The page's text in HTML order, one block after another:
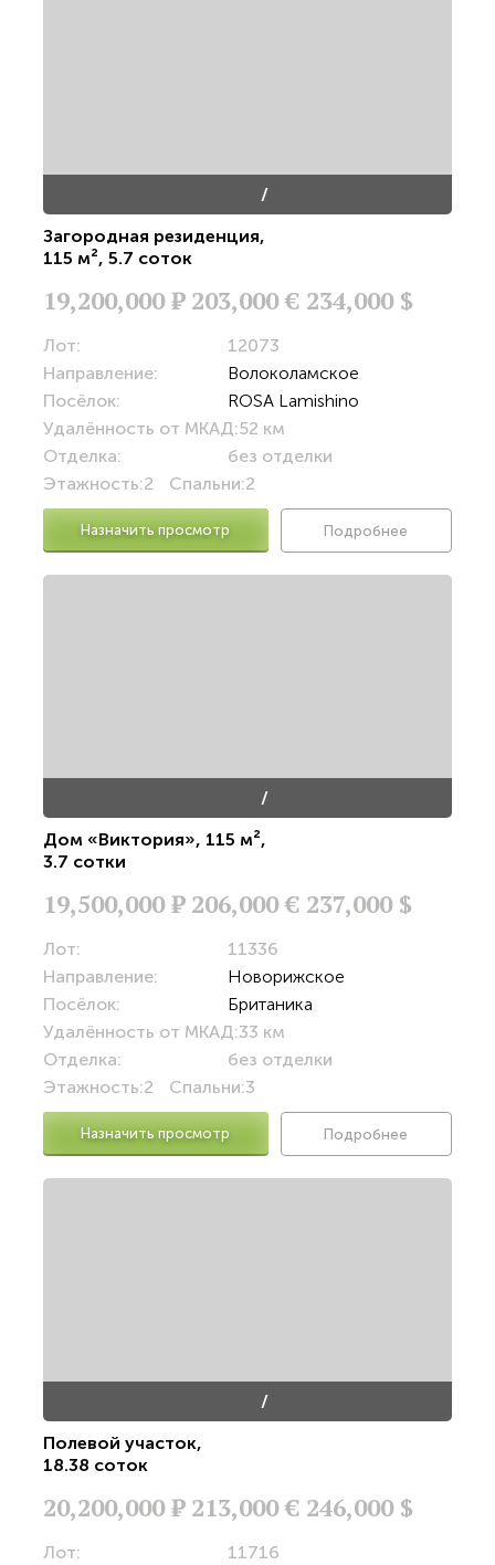
/
Загородная резиденция,
115 м², 5.7 соток
19,200,000Р 203,000 € 234,000 $
Лот:
12073
Направление:
Волоколамское
Посёлок:
ROSA Lamishino
Удалённость от МКАД:52 км
Отделка:
без отделки
Этажность:2 Спальни:2
Назначить просмотр Подробнее
/
Дом «Виктория», 115 м²,
3.7 сотки
19,500,000Р 206,000 € 237,000 $
Лот:
11336
Направление:
Новорижское
Посёлок:
Британика
Удалённость от МКАД:33 км
Отделка:
без отделки
Этажность:2 Спальни:3
Назначить просмотр Подробнее
/
Полевой участок,
18.38 соток
20,200,000Р 213,000 € 246,000 $
Лот:
11716